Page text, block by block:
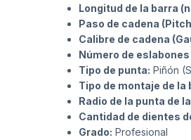
Longitud de la barra
Paso de cadena
Calibre de cadena
Número de
Tipo de punta: Piñón
Tipo de montaje de la
Radio de la punta de
Cantidad de dientes
Grado: Profesional